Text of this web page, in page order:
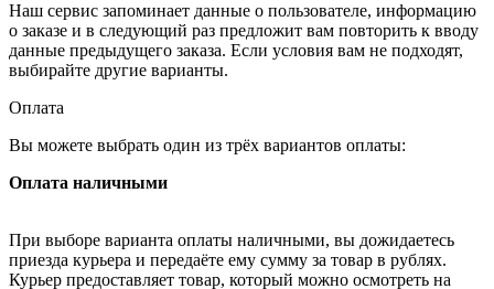
Наш сервис запоминает данные о пользователе, информацию
о заказе и в следующий раз предложит вам повторить к вводу
данные предыдущего заказа. Если условия вам не подходят,
выбирайте другие варианты.
Оплата
Вы можете выбрать один из трёх вариантов оплаты:
Оплата наличными
При выборе варианта оплаты наличными, вы дожидаетесь
приезда курьера и передаёте ему сумму за товар в рублях.
Курьер предоставляет товар, который можно осмотреть на